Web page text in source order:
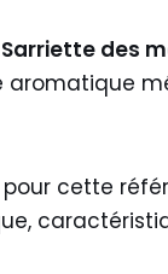
Sarriette des
aromatique
pour cette